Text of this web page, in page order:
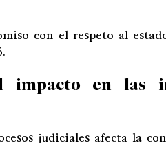
con el respeto al
impacto en las
judiciales afecta la